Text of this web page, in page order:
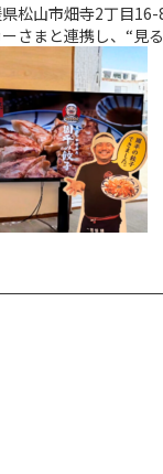
松山市畑寺2丁目16-
さまと連携し、“見